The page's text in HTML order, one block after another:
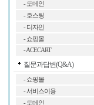
- 도메인
- 호스팅
- 디자인
- 쇼핑몰
- ACECART
질문과답변(Q&A)
- 쇼핑몰
- 서비스이용
- 도메인